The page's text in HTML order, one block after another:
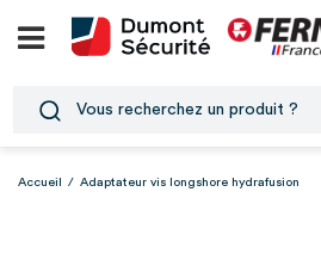
Accueil / Adaptateur vis longshore hydrafusion